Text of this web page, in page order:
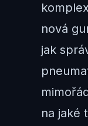
nová
jak
na jaké